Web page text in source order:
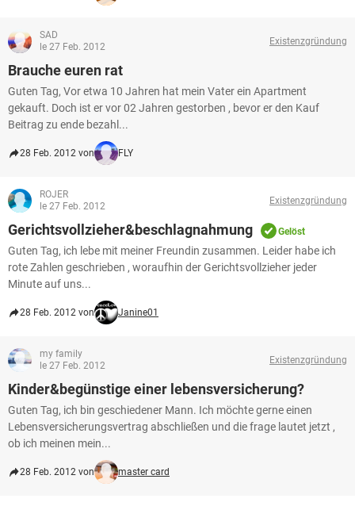
SAD
le 27 Feb. 2012
Existenzgründung
Brauche euren rat
Guten Tag, Vor etwa 10 Jahren hat mein Vater ein Apartment
gekauft. Doch ist er vor 02 Jahren gestorben , bevor er den Kauf
Beitrag zu ende bezahl...
28 Feb. 2012 von FLY
ROJER
le 27 Feb. 2012
Existenzgründung
Gerichtsvollzieher&beschlagnahmung Gelöst
Guten Tag, ich lebe mit meiner Freundin zusammen. Leider habe ich
rote Zahlen geschrieben , woraufhin der Gerichtsvollzieher jeder
Minute auf uns...
28 Feb. 2012 von Janine01
my family
le 27 Feb. 2012
Existenzgründung
Kinder&begünstige einer lebensversicherung?
Guten Tag, ich bin geschiedener Mann. Ich möchte gerne einen
Lebensversicherungsvertrag abschließen und die frage lautet jetzt ,
ob ich meinen mein...
28 Feb. 2012 von master card